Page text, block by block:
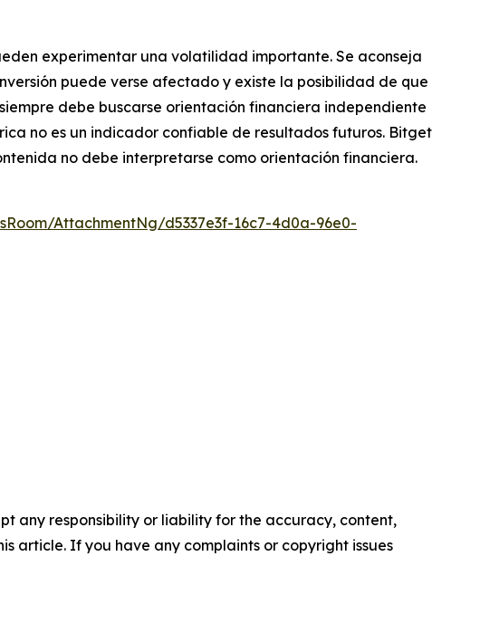
experimentar una volatilidad importante. Se aconseja
puede verse afectado y existe la posibilidad de que
debe buscarse orientación financiera independiente
no es un indicador confiable de resultados futuros. Bitget
no debe interpretarse como orientación financiera.
AttachmentNg/d5337e3f-16c7-4d0a-96e0-
any responsibility or liability for the accuracy, content,
article. If you have any complaints or copyright issues